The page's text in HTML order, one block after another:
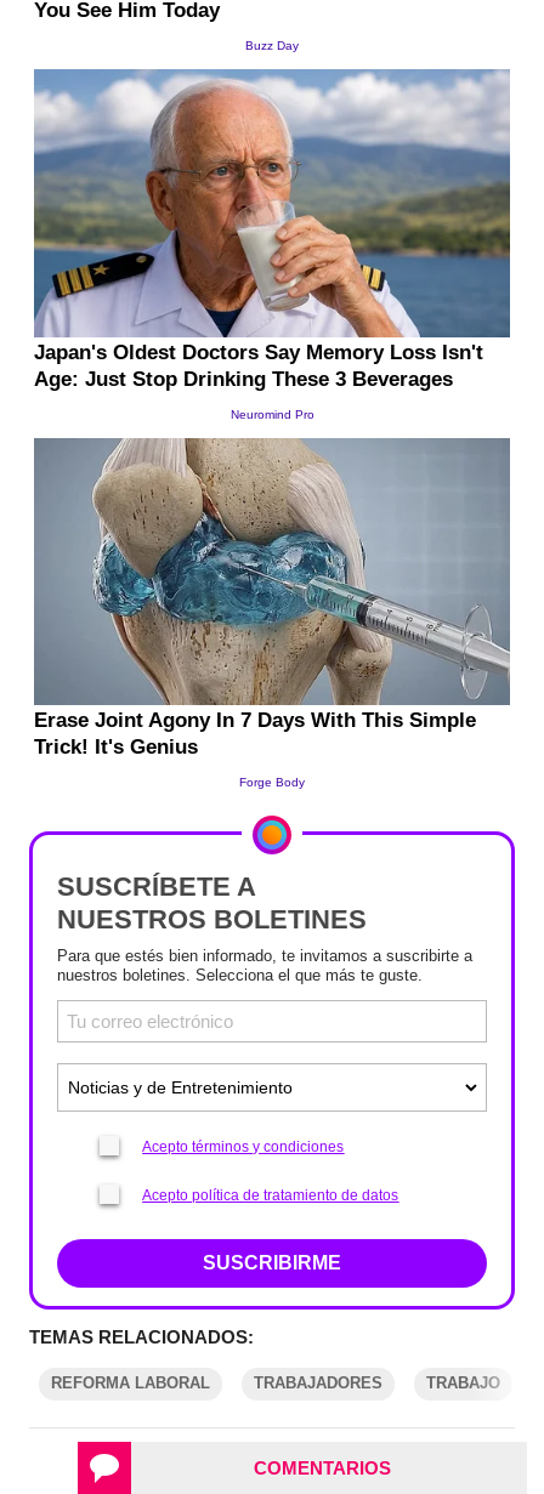
SUSCRÍBETE A
NUESTROS BOLETINES
Para que estés bien informado, te invitamos a suscribirte a
nuestros boletines. Selecciona el que más te guste.
Acepto términos y condiciones
Acepto política de tratamiento de datos
SUSCRIBIRME
TEMAS RELACIONADOS:
REFORMA LABORAL TRABAJADORES TRABAJO
COMENTARIOS